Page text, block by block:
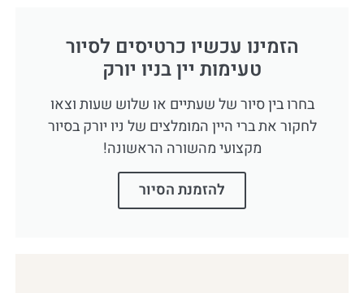
הזמינו עכשיו כרטיסים לסיור
טעימות יין בניו יורק
בחרו בין סיור של שעתיים או שלוש שעות וצאו
לחקור את ברי היין המומלצים של ניו יורק בסיור
מקצועי מהשורה הראשונה!
להזמנת הסיור